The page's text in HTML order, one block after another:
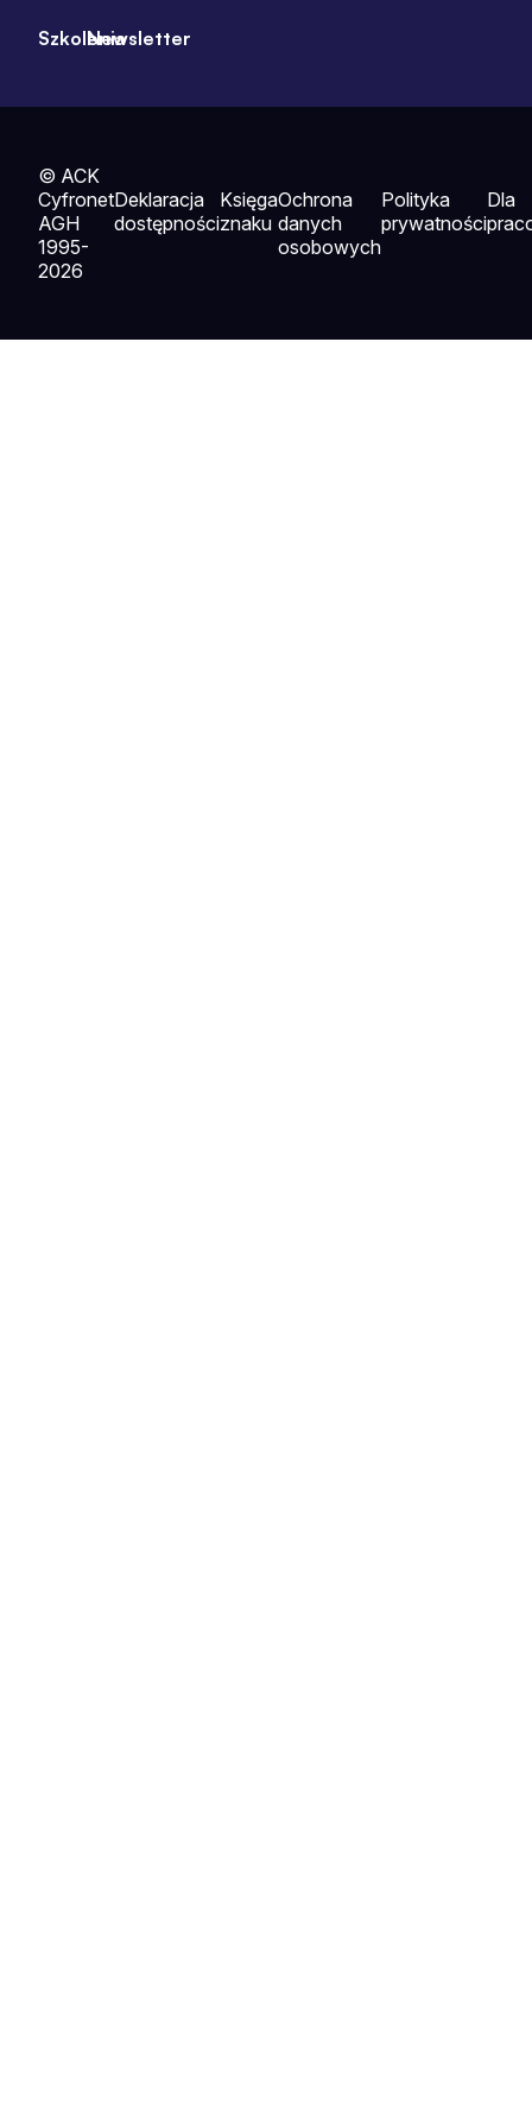
SzkoleniaNewsletter
© ACK
Cyfronet
AGH
1995-
2026
Deklaracja
dostępności
Księga
znaku
Ochrona
danych
osobowych
Polityka
prywatności
Dla